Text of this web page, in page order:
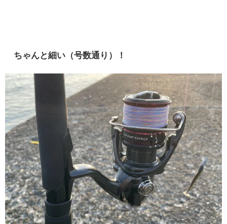
ちゃんと細い（号数通り）！